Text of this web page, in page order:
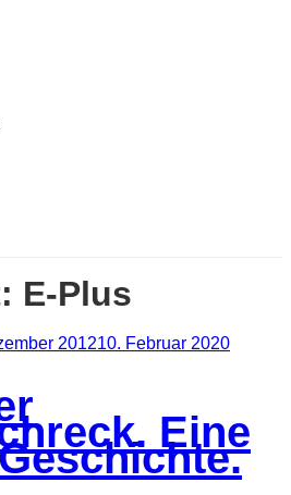
E-Plus
201210. Februar 2020
Eine